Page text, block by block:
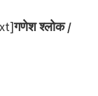
गणेश श्लोक /